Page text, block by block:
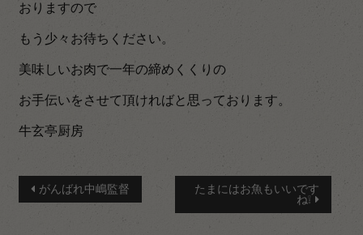
おりますので
もう少々お待ちください。
美味しいお肉で一年の締めくくりの
お手伝いをさせて頂ければと思っております。
牛玄亭厨房
投がんばれ中嶋監督
たまにはお魚もいいです
ね❕